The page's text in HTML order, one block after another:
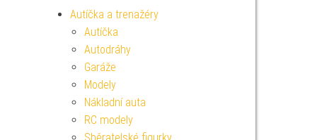
Autíčka a trenažéry
Autíčka
Autodráhy
Garáže
Modely
Nákladní auta
RC modely